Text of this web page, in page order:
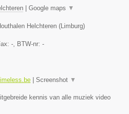
Google maps ▼
Helchteren ( Limburg)
- , BTW-nr: -
Screenshot ▼
kennis van alle muziek video